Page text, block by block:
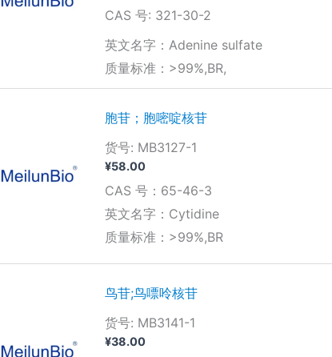
CAS 号: 321-30-2
英文名字：Adenine sulfate
质量标准：>99%,BR,
胞苷；胞嘧啶核苷
货号: MB3127-1
¥58.00
CAS 号：65-46-3
英文名字：Cytidine
质量标准：>99%,BR
鸟苷;鸟嘌呤核苷
货号: MB3141-1
¥38.00